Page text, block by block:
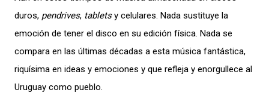
duros, pendrives, tabletsy celulares. Nada sustituye la
emoción de tener el disco en su edición física. Nada se
compara en las últimas décadas a esta música fantástica,
riquísima en ideas y emociones y que refleja y enorgullece al
Uruguay como pueblo.